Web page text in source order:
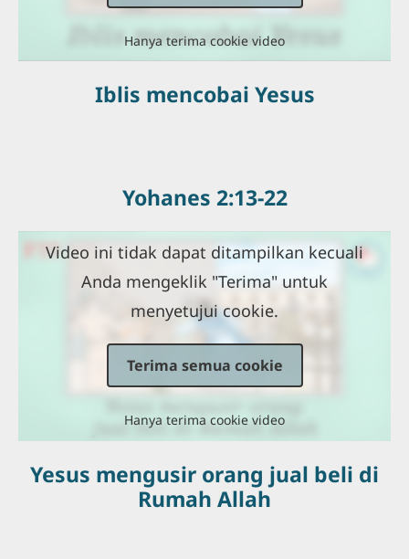
Hanya terima cookie video
Iblis mencobai Yesus
Yohanes 2:13-22
Video ini tidak dapat ditampilkan kecuali
Anda mengeklik "Terima" untuk
menyetujui cookie.
Terima semua cookie
Hanya terima cookie video
Yesus mengusir orang jual beli di
Rumah Allah